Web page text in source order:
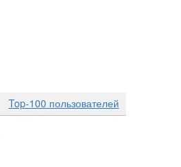
Top-100 пользователей